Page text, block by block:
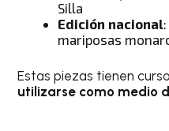
Silla
Edición nacional
mariposas
Estas piezas tienen
utilizarse como medio